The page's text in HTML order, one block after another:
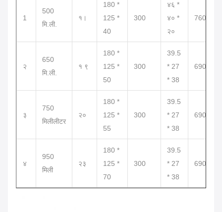
1
500
मि.ली.
१।
180 *
125 *
40
300
४६ *
४० *
२०
760
२
650
मि.ली.
१ ९
180 *
125 *
50
300
39.5
* 27
* 38
690 है
३
750
मिलीलीटर
२०
180 *
125 *
55
300
39.5
* 27
* 38
690 है
४
950
मिली
२३
180 *
125 *
70
300
39.5
* 27
* 38
690 है